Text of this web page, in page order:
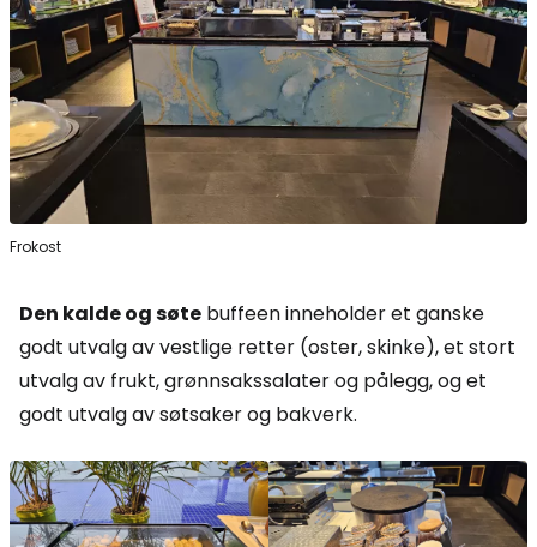
Frokost
Den kalde og søte buffeen inneholder et ganske
godt utvalg av vestlige retter (oster, skinke), et stort
utvalg av frukt, grønnsakssalater og pålegg, og et
godt utvalg av søtsaker og bakverk.